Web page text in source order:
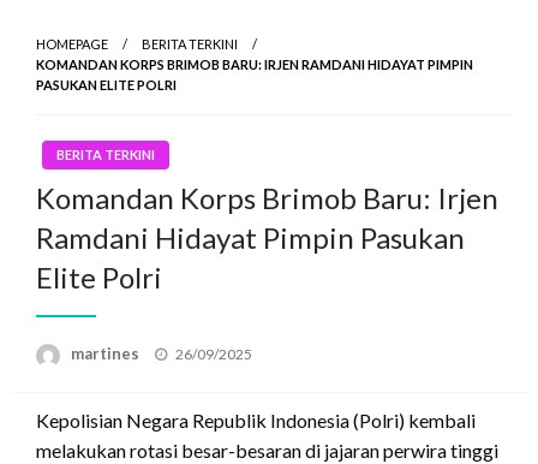
HOMEPAGE
BERITA TERKINI
KOMANDAN KORPS BRIMOB BARU: IRJEN RAMDANI HIDAYAT PIMPIN
PASUKAN ELITE POLRI
BERITA TERKINI
Komandan Korps Brimob Baru: Irjen
Ramdani Hidayat Pimpin Pasukan
Elite Polri
martines
Posted
26/09/2025
Kepolisian Negara Republik Indonesia (Polri) kembali
melakukan rotasi besar-besaran di jajaran perwira tinggi